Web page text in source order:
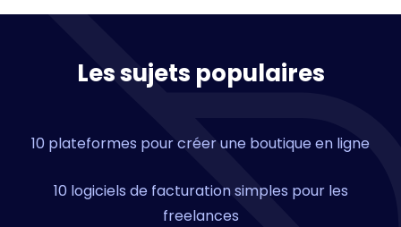
Les sujets populaires
10 plateformes pour créer une boutique en ligne
10 logiciels de facturation simples pour les
freelances